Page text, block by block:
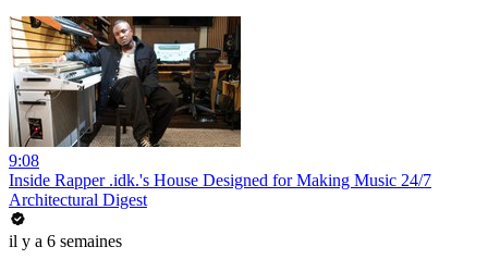
9:08
Inside Rapper .idk.'s House Designed for Making Music 24/7
Architectural Digest
il y a 6 semaines